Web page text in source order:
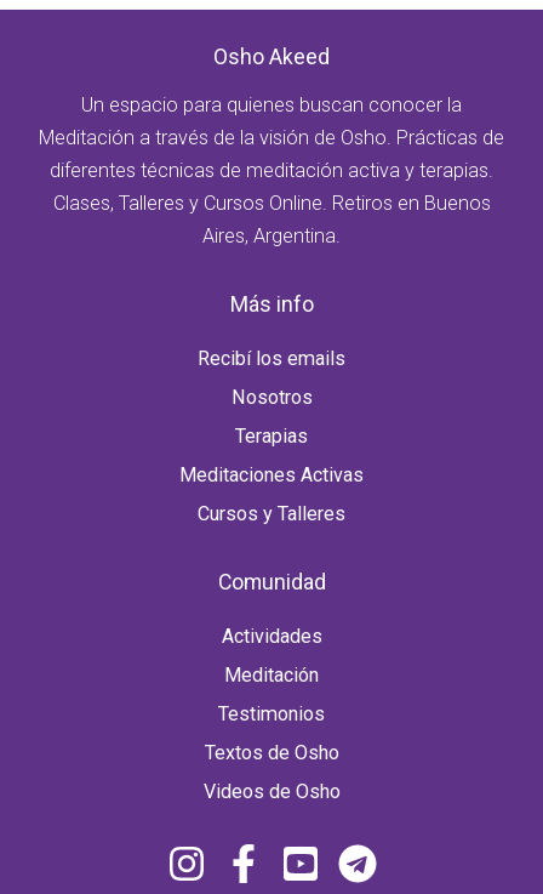
Osho Akeed
Un espacio para quienes buscan conocer la
Meditación a través de la visión de Osho. Prácticas de
diferentes técnicas de meditación activa y terapias.
Clases, Talleres y Cursos Online. Retiros en Buenos
Aires, Argentina.
Más info
Recibí los emails
Nosotros
Terapias
Meditaciones Activas
Cursos y Talleres
Comunidad
Actividades
Meditación
Testimonios
Textos de Osho
Videos de Osho